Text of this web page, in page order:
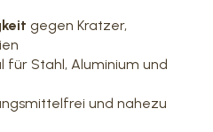
gegen Kratzer,
für Stahl, Aluminium und
und nahezu